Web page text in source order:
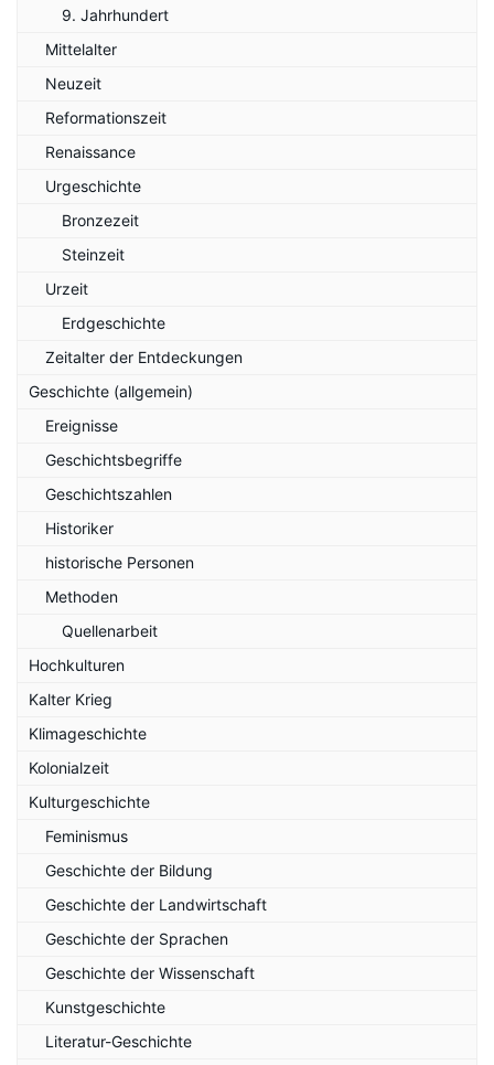
9. Jahrhundert
Mittelalter
Neuzeit
Reformationszeit
Renaissance
Urgeschichte
Bronzezeit
Steinzeit
Urzeit
Erdgeschichte
Zeitalter der Entdeckungen
Geschichte (allgemein)
Ereignisse
Geschichtsbegriffe
Geschichtszahlen
Historiker
historische Personen
Methoden
Quellenarbeit
Hochkulturen
Kalter Krieg
Klimageschichte
Kolonialzeit
Kulturgeschichte
Feminismus
Geschichte der Bildung
Geschichte der Landwirtschaft
Geschichte der Sprachen
Geschichte der Wissenschaft
Kunstgeschichte
Literatur-Geschichte